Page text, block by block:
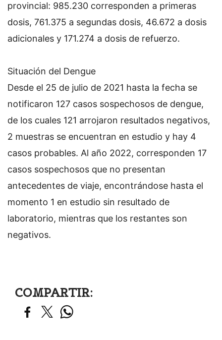
provincial: 985.230 corresponden a primeras
dosis, 761.375 a segundas dosis, 46.672 a dosis
adicionales y 171.274 a dosis de refuerzo.
Situación del Dengue
Desde el 25 de julio de 2021 hasta la fecha se
notificaron 127 casos sospechosos de dengue,
de los cuales 121 arrojaron resultados negativos,
2 muestras se encuentran en estudio y hay 4
casos probables. Al año 2022, corresponden 17
casos sospechosos que no presentan
antecedentes de viaje, encontrándose hasta el
momento 1 en estudio sin resultado de
laboratorio, mientras que los restantes son
negativos.
COMPARTIR: